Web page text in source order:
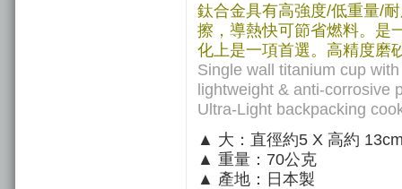
鈦合金具有高強度/低重量/
擦，導熱快可節省燃料。是
化上是一項首選。高精度磨
Single wall titanium cup
lightweight & anti-corrosive
Ultra-Light backpacking
▲ 大：直徑約5 X 高約
▲ 重量：70公克
▲ 產地：日本製